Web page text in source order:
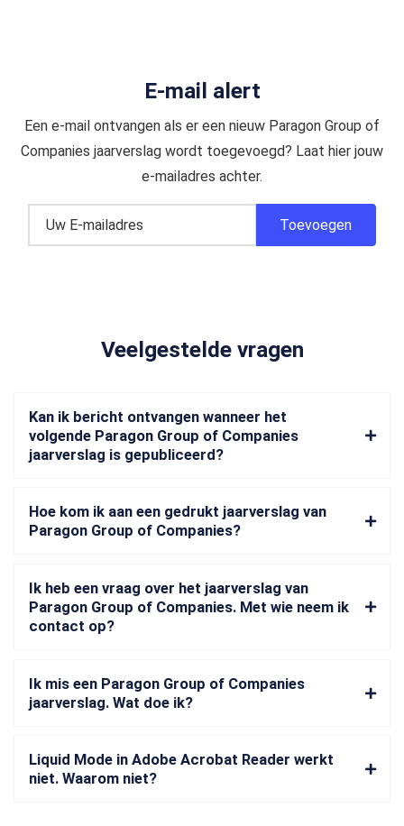
E-mail alert
Een e-mail ontvangen als er een nieuw Paragon Group of
Companies jaarverslag wordt toegevoegd? Laat hier jouw
e-mailadres achter.
Veelgestelde vragen
Kan ik bericht ontvangen wanneer het
volgende Paragon Group of Companies
jaarverslag is gepubliceerd?
Hoe kom ik aan een gedrukt jaarverslag van
Paragon Group of Companies?
Ik heb een vraag over het jaarverslag van
Paragon Group of Companies. Met wie neem ik
contact op?
Ik mis een Paragon Group of Companies
jaarverslag. Wat doe ik?
Liquid Mode in Adobe Acrobat Reader werkt
niet. Waarom niet?